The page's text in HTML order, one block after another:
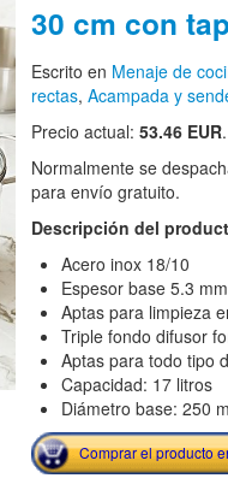
30 cm con
Escrito en Menaje de
rectas, Acampada y
Precio actual: 53.46 EUR
Normalmente se
para envío gratuito.
Descripción del
Acero inox 18/10
Espesor base 5.3 mm
Aptas para limpieza
Triple fondo difusor
Aptas para todo tipo
Capacidad: 17 litros
Diámetro base: 250
Comprar el producto